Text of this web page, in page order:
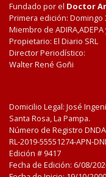
Fundado por el Doctor
Primera edición: Domingo
Miembro de ADIRA,ADEPA
Propietario: El Diario SRL
Director Periodístico:
Walter René Goñi
Domicilio Legal: José
Santa Rosa, La Pampa.
Número de Registro
RL-2019-55551274-APN-
Edición # 9417
Fecha de Edición: 6/08/